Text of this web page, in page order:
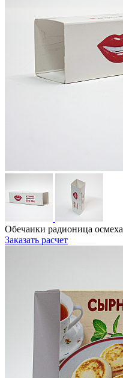
Обечаики радионица осмеха
Заказать расчет